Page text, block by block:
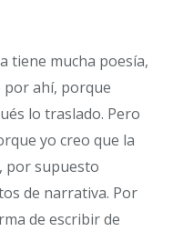
tiene mucha poesía,
por ahí, porque
lo traslado. Pero
yo creo que la
por supuesto
de narrativa. Por
de escribir de